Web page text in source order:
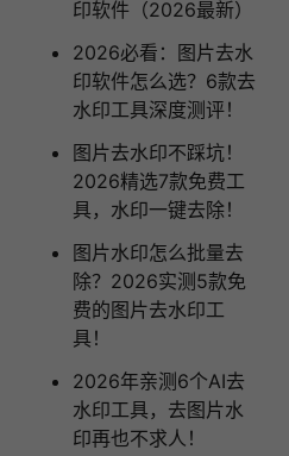
印软件（2026最新）
2026必看：图片去水
印软件怎么选？6款去
水印工具深度测评！
图片去水印不踩坑！
2026精选7款免费工
具，水印一键去除！
图片水印怎么批量去
除？2026实测5款免
费的图片去水印工
具！
2026年亲测6个AI去
水印工具，去图片水
印再也不求人！